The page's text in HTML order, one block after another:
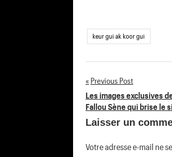
keur gui ak koor gui
Navigation
de
Previous Post
Les images exclusives
Fallou Sène qui brise le
Laisser un
Votre adresse e-mail ne